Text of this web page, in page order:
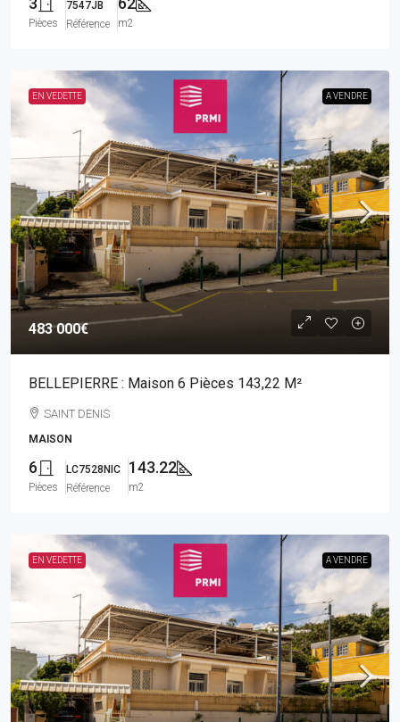
Pièces
7547JB
Référence
m2
EN VEDETTE A VENDRE
483 000€
BELLEPIERRE : Maison 6 Pièces 143,22 M²
SAINT DENIS
MAISON
6
Pièces
LC7528NIC
Référence
143.22
m2
EN VEDETTE A VENDRE